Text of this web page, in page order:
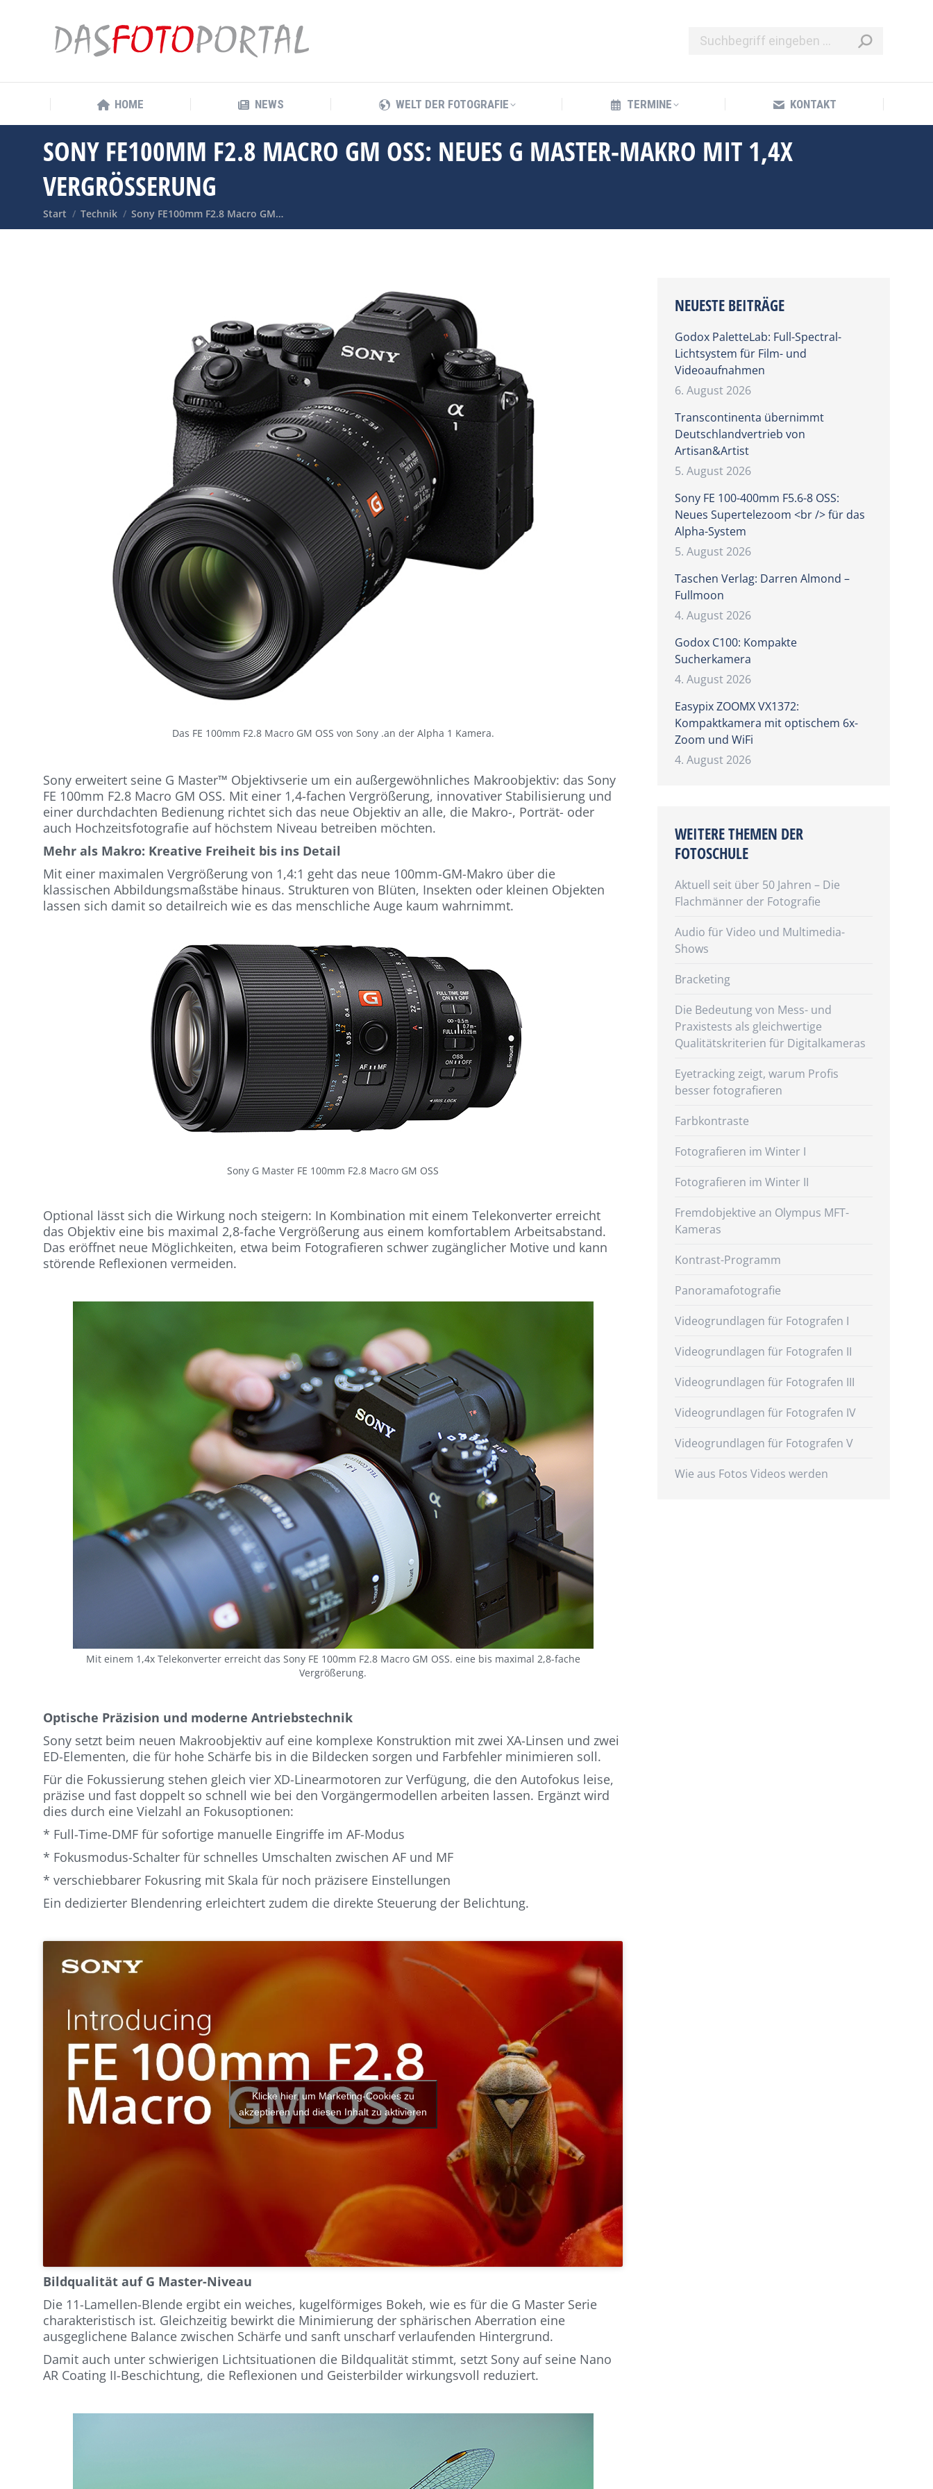
HOME NEWS WELT DER FOTOGRAFIE TERMINE KONTAKT
SONY FE100MM F2.8 MACRO GM OSS: NEUES G MASTER-MAKRO MIT 1,4X
VERGRÖSSERUNG
Sie befinden sich hier:
Start Technik Sony FE100mm F2.8 Macro GM…
Das FE 100mm F2.8 Macro GM OSS von Sony .an der Alpha 1 Kamera.
Sony erweitert seine G Master™ Objektivserie um ein außergewöhnliches Makroobjektiv: das Sony
FE 100mm F2.8 Macro GM OSS. Mit einer 1,4-fachen Vergrößerung, innovativer Stabilisierung und
einer durchdachten Bedienung richtet sich das neue Objektiv an alle, die Makro-, Porträt- oder
auch Hochzeitsfotografie auf höchstem Niveau betreiben möchten.
Mehr als Makro: Kreative Freiheit bis ins Detail
Mit einer maximalen Vergrößerung von 1,4:1 geht das neue 100mm-GM-Makro über die
klassischen Abbildungsmaßstäbe hinaus. Strukturen von Blüten, Insekten oder kleinen Objekten
lassen sich damit so detailreich wie es das menschliche Auge kaum wahrnimmt.
Sony G Master FE 100mm F2.8 Macro GM OSS
Optional lässt sich die Wirkung noch steigern: In Kombination mit einem Telekonverter erreicht
das Objektiv eine bis maximal 2,8-fache Vergrößerung aus einem komfortablem Arbeitsabstand.
Das eröffnet neue Möglichkeiten, etwa beim Fotografieren schwer zugänglicher Motive und kann
störende Reflexionen vermeiden.
Mit einem 1,4x Telekonverter erreicht das Sony FE 100mm F2.8 Macro GM OSS. eine bis maximal 2,8-fache
Vergrößerung.
Optische Präzision und moderne Antriebstechnik
Sony setzt beim neuen Makroobjektiv auf eine komplexe Konstruktion mit zwei XA-Linsen und zwei
ED-Elementen, die für hohe Schärfe bis in die Bildecken sorgen und Farbfehler minimieren soll.
Für die Fokussierung stehen gleich vier XD-Linearmotoren zur Verfügung, die den Autofokus leise,
präzise und fast doppelt so schnell wie bei den Vorgängermodellen arbeiten lassen. Ergänzt wird
dies durch eine Vielzahl an Fokusoptionen:
* Full-Time-DMF für sofortige manuelle Eingriffe im AF-Modus
* Fokusmodus-Schalter für schnelles Umschalten zwischen AF und MF
* verschiebbarer Fokusring mit Skala für noch präzisere Einstellungen
Ein dedizierter Blendenring erleichtert zudem die direkte Steuerung der Belichtung.
Klicke hier, um Marketing-Cookies zu
akzeptieren und diesen Inhalt zu aktivieren
Bildqualität auf G Master-Niveau
Die 11-Lamellen-Blende ergibt ein weiches, kugelförmiges Bokeh, wie es für die G Master Serie
charakteristisch ist. Gleichzeitig bewirkt die Minimierung der sphärischen Aberration eine
ausgeglichene Balance zwischen Schärfe und sanft unscharf verlaufenden Hintergrund.
Damit auch unter schwierigen Lichtsituationen die Bildqualität stimmt, setzt Sony auf seine Nano
AR Coating II-Beschichtung, die Reflexionen und Geisterbilder wirkungsvoll reduziert.
NEUESTE BEITRÄGE
Godox PaletteLab: Full-Spectral-
Lichtsystem für Film- und
Videoaufnahmen
6. August 2026
Transcontinenta übernimmt
Deutschlandvertrieb von
Artisan&Artist
5. August 2026
Sony FE 100-400mm F5.6-8 OSS:
Neues Supertelezoom <br /> für das
Alpha-System
5. August 2026
Taschen Verlag: Darren Almond –
Fullmoon
4. August 2026
Godox C100: Kompakte
Sucherkamera
4. August 2026
Easypix ZOOMX VX1372:
Kompaktkamera mit optischem 6x-
Zoom und WiFi
4. August 2026
WEITERE THEMEN DER
FOTOSCHULE
Aktuell seit über 50 Jahren – Die
Flachmänner der Fotografie
Audio für Video und Multimedia-
Shows
Bracketing
Die Bedeutung von Mess- und
Praxistests als gleichwertige
Qualitätskriterien für Digitalkameras
Eyetracking zeigt, warum Profis
besser fotografieren
Farbkontraste
Fotografieren im Winter I
Fotografieren im Winter II
Fremdobjektive an Olympus MFT-
Kameras
Kontrast-Programm
Panoramafotografie
Videogrundlagen für Fotografen I
Videogrundlagen für Fotografen II
Videogrundlagen für Fotografen III
Videogrundlagen für Fotografen IV
Videogrundlagen für Fotografen V
Wie aus Fotos Videos werden
HOME NEWS